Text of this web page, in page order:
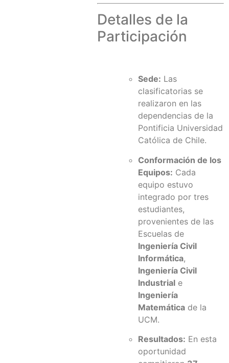
Detalles de la
Participación
Sede: Las
clasificatorias se
realizaron en las
dependencias de la
Pontificia Universidad
Católica de Chile.
Conformación de los
Equipos: Cada
equipo estuvo
integrado por tres
estudiantes,
provenientes de las
Escuelas de
Ingeniería Civil
Informática,
Ingeniería Civil
Industrial e
Ingeniería
Matemática de la
UCM.
Resultados: En esta
oportunidad